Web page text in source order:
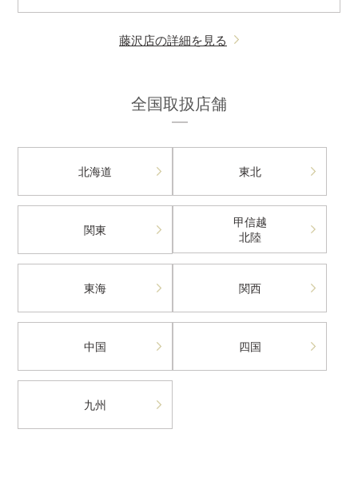
藤沢店の詳細を見る
全国取扱店舗
北海道 東北
関東
甲信越
北陸
東海 関西
中国 四国
九州